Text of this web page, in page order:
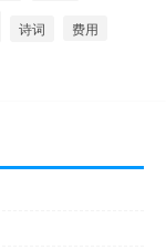
诗词 费用